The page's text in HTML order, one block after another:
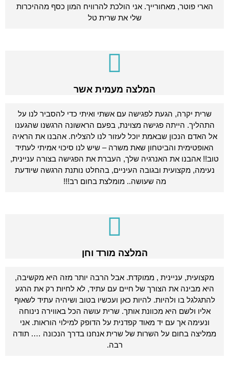
הארי פוטר, מאחורייך. אני הולכת להרוויח המון כסף מההיכרות
שלי את שרית טל
המלצה מעמית אשר
שרית יקרה, הגעת לפגישה עם אשתי ואיתי כדי להסביר לנו על
התהליך. הייתה פגישה מצוינת, בפעם הראשונה הרגשנו שהגענו
אל האדם הנכון שבאמת יוכל לעזור לנו להצליח. אהבנו את הראיה
האופטימית והביטחון שאת משרה – שיש לנו סיכוי אמיתי לעתיד
טוב!! אהבנו את האנרגיה שלך, העברת את הפגישה בצורה עניינית,
נעימה, מקצועית ובגובה העיניים, בהחלט נותנת הרגשה שיודעת
מה שעושה.. מומלצת בחום רב!!!
המלצה מורד וחן
מקצועית, עניינית , ממוקדת. אבל הרבה יותר מזה היא מקשיבה,
היא מבינה את הצורך של חיים עם עתיד, לא לחיות רק את הרגע
להתגלגל בו ולהיות. להיות כאן ועכשיו בטוב ושיהיה עתיד לשאוף
אליו ולשם היא מכוונת אותך. שרית עושה הכל באווירה נינוחה
ונעימה אך עם יד מאוד קפדנית על הדופק למילוי הוראות. אני
ממליצה בחום על השרות של שרית אנחנו בדרך הנכונה …. תודה
רבה.